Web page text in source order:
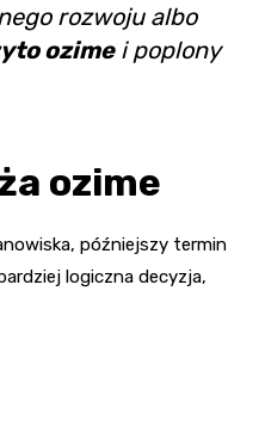
rozwoju albo
ozimei poplony
ozime
późniejszy termin
logiczna decyzja,